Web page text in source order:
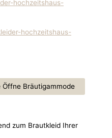
Öffne Bräutigammode
zum Brautkleid Ihrer